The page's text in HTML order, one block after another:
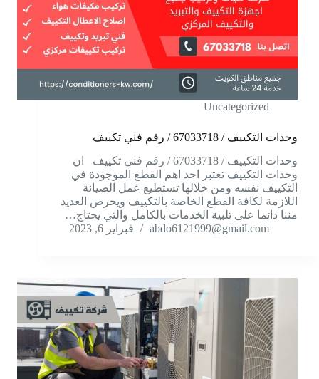
Uncategorized
وحدات التكييف / 67033718 / رقم فني تكييف
وحدات التكييف / 67033718 / رقم فني تكييف ان
وحدات التكييف تعتبر احد اهم القطع الموجودة في
التكييف نفسه ومن خلالها تستطيع عمل الصيانة
اللازمة لكافة القطع الخاصة بالتكييف ويحرص العديد
مننا دائما على تلبية الخدمات بالكامل والتي يحتاج…
abdo6121999@gmail.com
فبراير 6, 2023